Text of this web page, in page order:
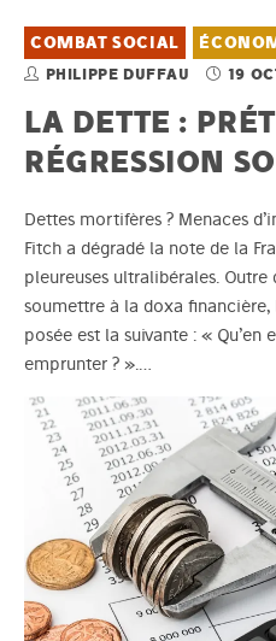
COMBAT SOCIAL
PHILIPPE DUFFAU 19
LA DETTE :
RÉGRESSION
Dettes mortifères ? Menaces
Fitch a dégradé la note de la
pleureuses ultralibérales. Outre
soumettre à la doxa financière,
posée est la suivante : « Qu’en
emprunter ? ».…